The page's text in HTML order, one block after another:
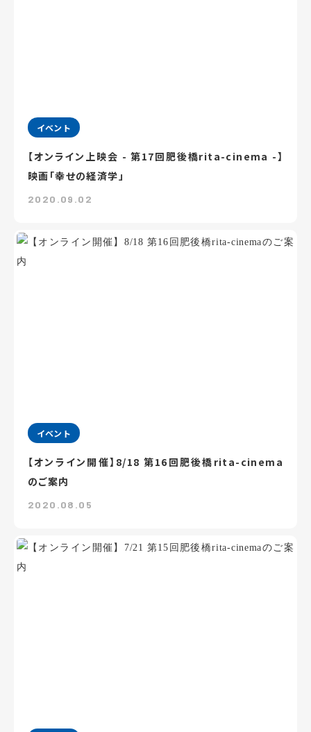
イベント
【オンライン上映会 - 第17回肥後橋rita-cinema -】
映画「幸せの経済学」
2020.09.02
イベント
【オンライン開催】8/18 第16回肥後橋rita-cinema
のご案内
2020.08.05